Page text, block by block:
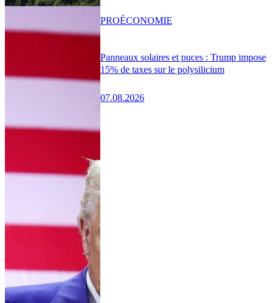
Panneaux solaires et puces : Trump impose
15% de taxes sur le polysilicium
07.08.2026
PROÉCONOMIE